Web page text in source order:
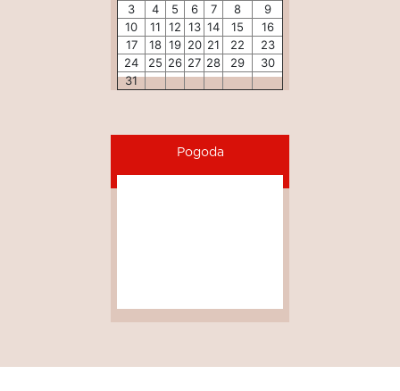
3
4 5 6 7 8
9
10
11 12 13 14 15
16
17
18 19 20 21 22
23
24
25 26 27 28 29
30
31
Pogoda